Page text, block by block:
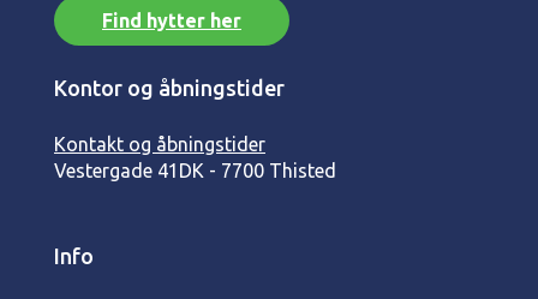
Find hytter her
Kontor og åbningstider
Kontakt og åbningstider
Vestergade 41 DK - 7700 Thisted
Info